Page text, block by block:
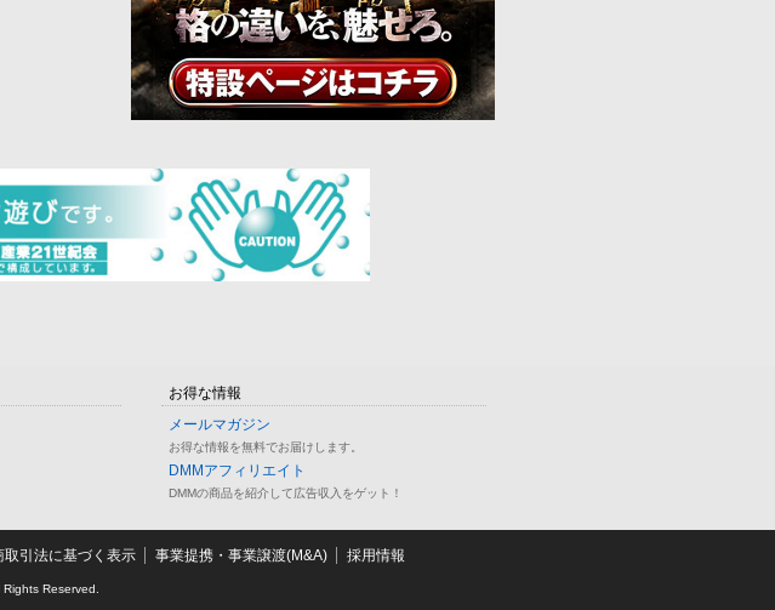
お得な情報
メールマガジン
お得な情報を無料でお届けします。
DMMアフィリエイト
DMMの商品を紹介して広告収入をゲット！
取引法に基づく表示 事業提携・事業譲渡(M&A) 採用情報
Reserved.